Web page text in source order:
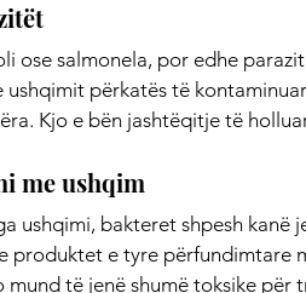
ose salmonela, por edhe
përkatës të
Kjo e bën jashtëqitje të
me ushqim
ushqimi, bakteret shpesh kanë
produktet e tyre përfundimtare
mund të jenë shumë toksike